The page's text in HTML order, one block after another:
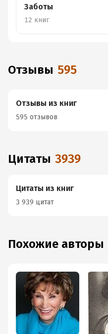
Заботы
12 книг
Отзывы 595
Отзывы из книг
595 отзывов
Цитаты 3939
Цитаты из книг
3 939 цитат
Похожие авторы